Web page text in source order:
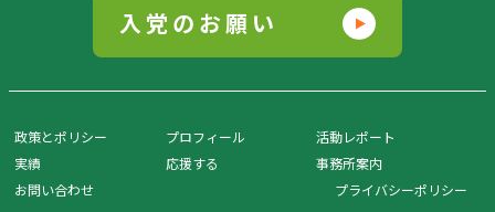
入党のお願い
政策とポリシー プロフィール
活動レポート
実績
応援する
事務所案内
お問い合わせ
プライバシーポリシー